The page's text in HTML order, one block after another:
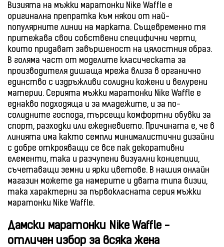
Визията на мъжки маратонки Nike Waffle е
оригинална препратка към някои от най-
популярните линии на марката. Същевременно тя
притежава свои собствени специфични черти,
които придават завършеност на цялостния образ.
В голяма част от моделите класическата за
производителя дишаща мрежа влиза в органично
единство с издръжливи солидни кожени и велурени
материи. Серията мъжки маратонки Nike Waffle е
еднакво подходяща и за младежите, и за по-
солидните господа, търсещи комфортни обувки за
спорт, разходки или ежедневието. Причината е, че в
линията има както семпли минималистични дизайни
с добре открояващи се все пак декоративни
елементи, така и разчупени визуални концепции,
съчетаващи земни и ярки цветове. В нашия онлайн
магазин можете да намерите и двата типа визии,
така характерни за първокласната серия мъжки
маратонки Nike Waffle.
Дамски маратонки Nike Waffle -
отличен избор за всяка жена